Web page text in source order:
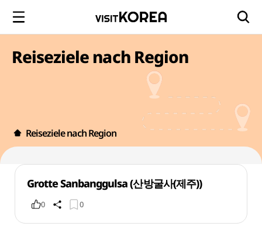
Reiseziele nach Region
Reiseziele nach Region
Grotte Sanbanggulsa (산방굴사(제주))
0 0